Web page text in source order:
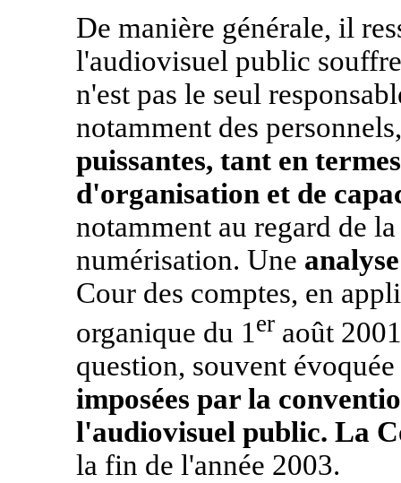
De manière générale, il
l'audiovisuel public
n'est pas le seul
notamment des
puissantes, tant en
d'organisation et de
notamment au regard de
numérisation. Une
Cour des comptes, en
organique du 1 er août
question, souvent
imposées par la
l'audiovisuel public. La
la fin de l'année 2003.